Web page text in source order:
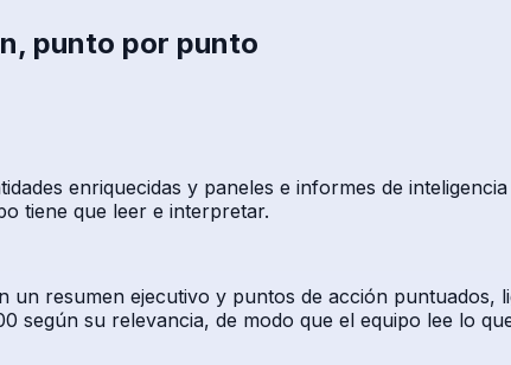
punto por punto
enriquecidas y paneles e informes de
tiene que leer e interpretar.
un resumen ejecutivo y puntos de acción
según su relevancia, de modo que el equipo lee lo